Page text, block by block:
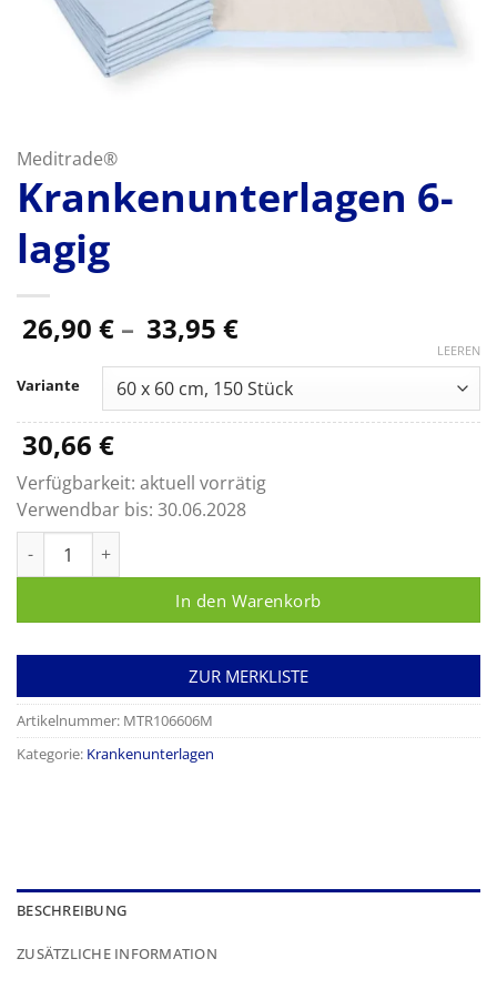
Meditrade®
Krankenunterlagen 6-
lagig
26,90 € – 33,95 €Preisspanne:
bis
33,95 €
Variante
LEEREN
30,66 €
Verfügbarkeit: aktuell vorrätig
Verwendbar bis: 30.06.2028
In den Warenkorb
ZUR MERKLISTE
Artikelnummer: MTR106606M
Kategorie: Krankenunterlagen
BESCHREIBUNG
ZUSÄTZLICHE INFORMATION